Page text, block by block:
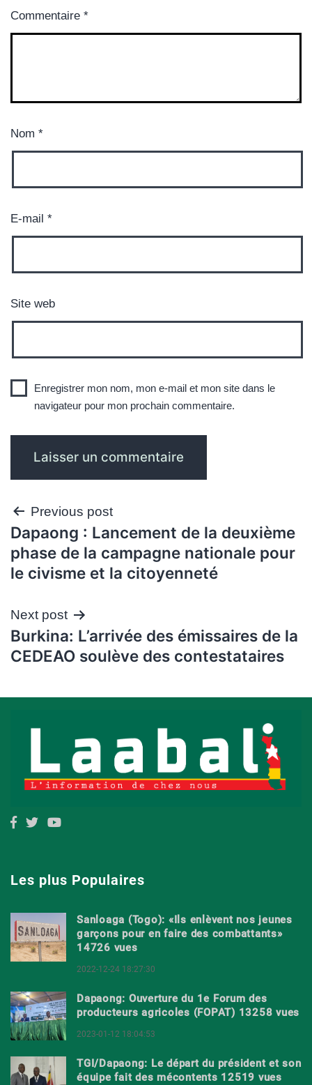
Commentaire *
Nom *
E-mail *
Site web
Enregistrer mon nom, mon e-mail et mon site dans le
navigateur pour mon prochain commentaire.
Navigation
de
l’article
Previous post
Dapaong : Lancement de la deuxième
phase de la campagne nationale pour
le civisme et la citoyenneté
Next post
Burkina: L’arrivée des émissaires de la
CEDEAO soulève des contestataires
Les plus Populaires
Sanloaga (Togo): «Ils enlèvent nos jeunes
garçons pour en faire des combattants»
14726 vues
2022-12-24 18:27:30
Dapaong: Ouverture du 1e Forum des
producteurs agricoles (FOPAT) 13258 vues
2023-01-12 18:04:53
TGI/Dapaong: Le départ du président et son
équipe fait des mécontents 12519 vues